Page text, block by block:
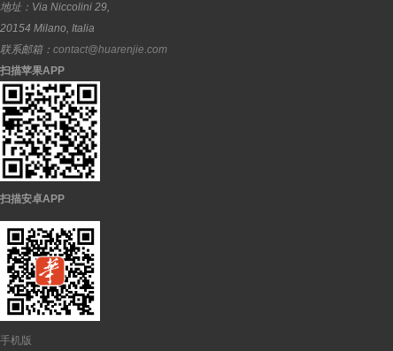
地址： Via Niccolini 29,
20154 Milano, Italia
联系邮箱： contact@huarenjie.com
扫描苹果APP
扫描安卓APP
手机版